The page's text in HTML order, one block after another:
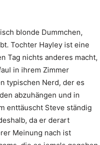
blonde Dummchen,
Tochter Hayley ist eine
Tag nichts anderes macht,
in ihrem Zimmer
typischen Nerd, der es
abzuhängen und in
enttäuscht Steve ständig
da er derart
Meinung nach ist